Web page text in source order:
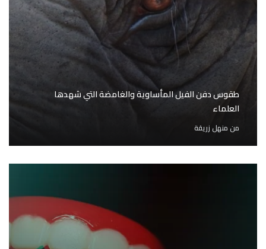
طقوس دفن الفيل المأساوية والغامضة التي شهدها
العلماء
من منهل زريقة